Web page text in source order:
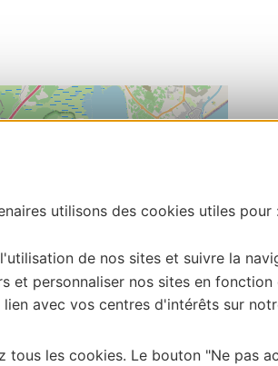
utilisons des cookies utiles pour :
de nos sites et suivre la
et personnaliser nos sites en
avec vos centres d'intérêts sur
les cookies. Le bouton "Ne pas